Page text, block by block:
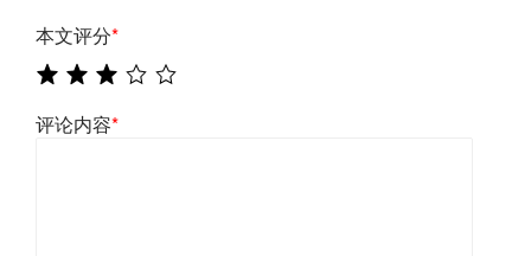
本文评分*
评论内容*